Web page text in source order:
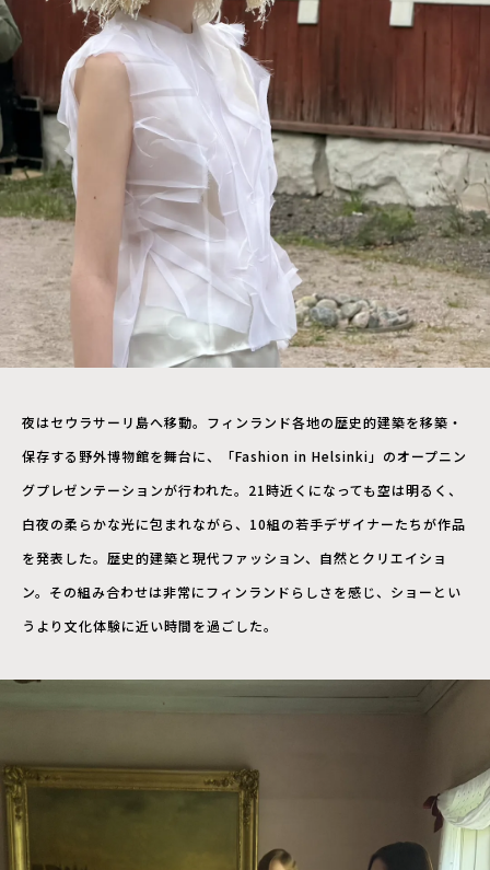
夜はセウラサーリ島へ移動。フィンランド各地の歴史的建築を移築・
保存する野外博物館を舞台に、「Fashion in Helsinki」のオープニン
グプレゼンテーションが行われた。21時近くになっても空は明るく、
白夜の柔らかな光に包まれながら、10組の若手デザイナーたちが作品
を発表した。歴史的建築と現代ファッション、自然とクリエイショ
ン。その組み合わせは非常にフィンランドらしさを感じ、ショーとい
うより文化体験に近い時間を過ごした。